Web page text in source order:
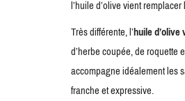
l’huile d’olive vient
Très différente, l’huile
d’herbe coupée, de roquette
accompagne idéalement les
franche et expressive.